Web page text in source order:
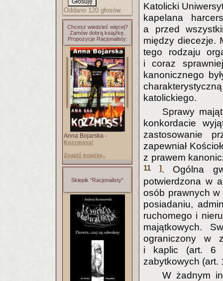
Oddano 120 głosów.
Chcesz wiedzieć więcej?
Zamów dobrą książkę.
Propozycje Racjonalisty:
Anna Bojarska -
Kozzmoss!
Znajdź książkę..
Sklepik "Racjonalisty"
Katolicki
kapelana
a przed
między diecezje.
tego rodzaju
i coraz
kanonicznego
katolickiego.
Sprawy
konkordacie
zastosowanie
zapewniał
z prawem
11 ]. Ogólna
potwierdzona w
osób prawnych w
posiadaniu,
ruchomego i
majątkowych.
ograniczony w
i kaplic (art. 6
zabytkowych (art.
W żadnym